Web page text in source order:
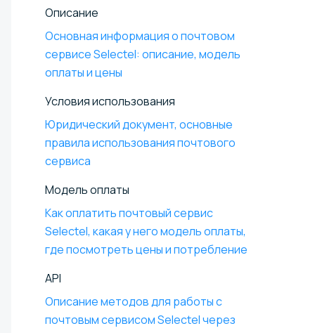
Описание
Основная информация о почтовом
сервисе Selectel: описание, модель
оплаты и цены
Условия использования
Юридический документ, основные
правила использования почтового
сервиса
Модель оплаты
Как оплатить почтовый сервис
Selectel, какая у него модель оплаты,
где посмотреть цены и потребление
API
Описание методов для работы с
почтовым сервисом Selectel через